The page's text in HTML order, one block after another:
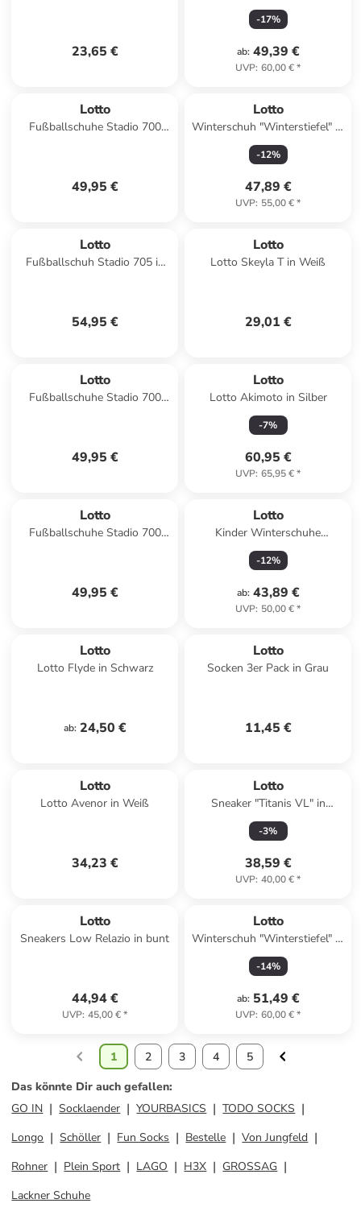
23,65 €
-17%
ab: 49,39 €
UVP: 60,00 €*
Lotto
Fußballschuhe Stadio 700
49,95 €
Lotto
Winterschuh "Winterstiefel" in
Weiß
-12%
47,89 €
UVP: 55,00 €*
Lotto
Fußballschuh Stadio 705 in
54,95 €
Lotto
Lotto Skeyla T in Weiß
29,01 €
Lotto
Fußballschuhe Stadio 700
49,95 €
Lotto
Lotto Akimoto in Silber
-7%
60,95 €
UVP: 65,95 €*
Lotto
Fußballschuhe Stadio 700
49,95 €
Lotto
Kinder Winterschuhe
"Winterstiefel" in Rot
-12%
ab: 43,89 €
UVP: 50,00 €*
Lotto
Lotto Flyde in Schwarz
ab: 24,50 €
Lotto
Socken 3er Pack in Grau
11,45 €
Lotto
Lotto Avenor in Weiß
34,23 €
Lotto
Sneaker "Titanis VL" in
Schwarz
-3%
38,59 €
UVP: 40,00 €*
Lotto
Sneakers Low Relazio in bunt
44,94 €
UVP: 45,00 €*
Lotto
Winterschuh "Winterstiefel" in
Grau
-14%
ab: 51,49 €
UVP: 60,00 €*
1 2 3 4
5
Das könnte Dir auch gefallen:
GO IN
Socklaender YOURBASICS
TODO SOCKS
Longo
Schöller Fun Socks Bestelle
Von Jungfeld
Rohner
Plein Sport LAGO H3X
GROSSAG
Lackner Schuhe